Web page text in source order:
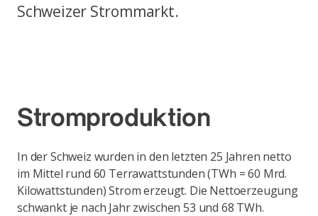
Schweizer Strommarkt.
Stromproduktion
In der Schweiz wurden in den letzten 25 Jahren netto
im Mittel rund 60 Terrawattstunden (TWh = 60 Mrd.
Kilowattstunden) Strom erzeugt. Die Nettoerzeugung
schwankt je nach Jahr zwischen 53 und 68 TWh.